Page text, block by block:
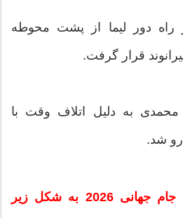
شوت از راه دور لیما از پشت محوطه
قرار گرفت.
مهرداد محمدی به دلیل اتلاف وقت با
شد.
جدول گروه A انتخابی جام جهانی 2026 به شکل زیر